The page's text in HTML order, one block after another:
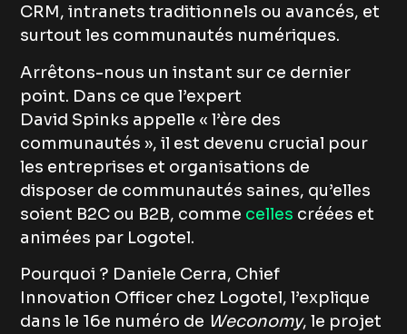
CRM, intranets traditionnels ou avancés, et
surtout les communautés numériques.
Arrêtons-nous un instant sur ce dernier
point. Dans ce que l’expert
David Spinks appelle « l’ère des
communautés », il est devenu crucial pour
les entreprises et organisations de
disposer de communautés saines, qu’elles
soient B2C ou B2B, comme celles créées et
animées par Logotel.
Pourquoi ? Daniele Cerra, Chief
Innovation Officer chez Logotel, l’explique
dans le 16e numéro de Weconomy, le projet